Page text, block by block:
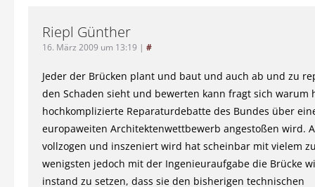
Riepl Günther
16. März 2009 um 13:19 | #
Jeder der Brücken plant und baut und auch ab und zu
den Schaden sieht und bewerten kann fragt sich warum
hochkomplizierte Reparaturdebatte des Bundes über
europaweiten Architektenwettbewerb angestoßen wird.
vollzogen und inszeniert wird hat scheinbar mit vielem
wenigsten jedoch mit der Ingenieuraufgabe die Brücke
instand zu setzen, dass sie den bisherigen technischen